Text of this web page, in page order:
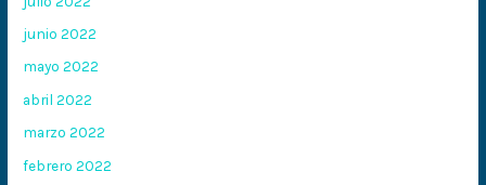
junio 2022
mayo 2022
abril 2022
marzo 2022
febrero 2022